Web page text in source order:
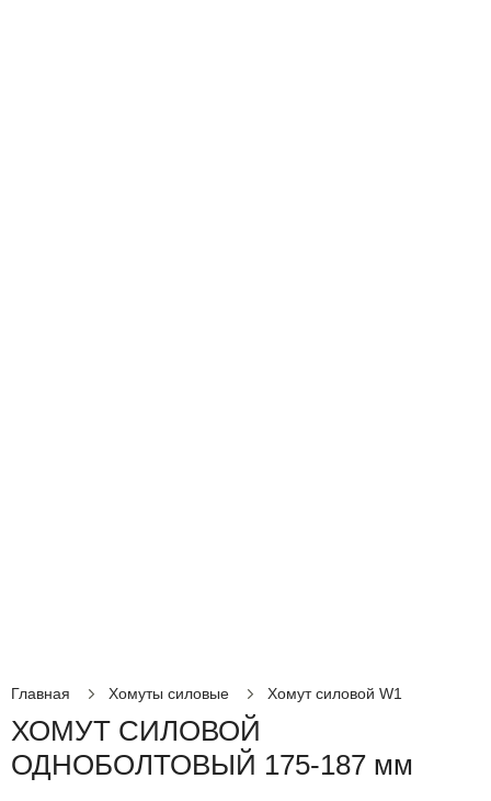
Главная Хомуты силовые Хомут силовой W1
ХОМУТ СИЛОВОЙ
ОДНОБОЛТОВЫЙ 175-187 мм